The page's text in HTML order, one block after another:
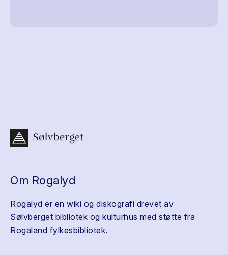
Om Rogalyd
Rogalyd er en wiki og diskografi drevet av
Sølvberget bibliotek og kulturhus med støtte fra
Rogaland fylkesbibliotek.